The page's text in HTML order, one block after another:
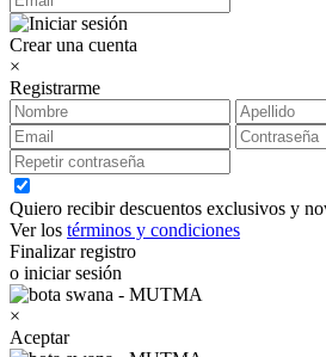
Crear una cuenta
×
Registrarme
Quiero recibir descuentos exclusivos y
Ver los términos y condiciones
Finalizar registro
o iniciar sesión
×
Aceptar